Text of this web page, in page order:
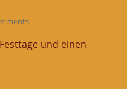
und einen